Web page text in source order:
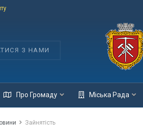
З НАМИ
Про Громаду Міська Рада
Зайнятість